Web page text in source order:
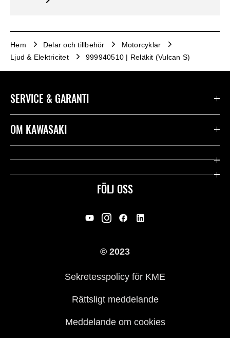
Hem Delar och tillbehör
Motorcyklar
Ljud & Elektricitet
999940510 | Reläkit (Vulcan S)
FÖLJ OSS
SERVICE & GARANTI
Kontakta oss
Användbara länkar
Rättsligt & Sekretess
OM KAWASAKI
Företag
© 2023
Sekretesspolicy för KME
Rättsligt meddelande
Meddelande om cookies